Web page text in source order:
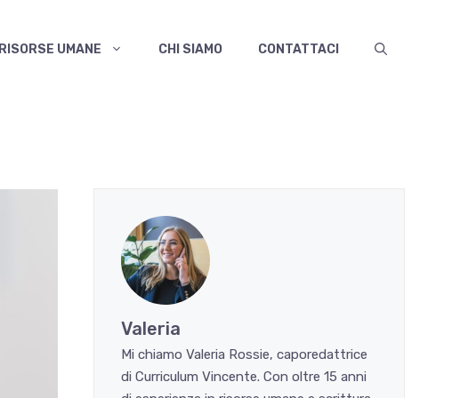
RISORSE UMANE CHI SIAMO CONTATTACI
Valeria
Mi chiamo Valeria Rossie, caporedattrice
di Curriculum Vincente. Con oltre 15 anni